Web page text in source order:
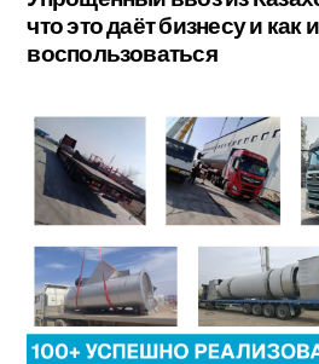
что это даёт бизнесу и как
воспользоваться